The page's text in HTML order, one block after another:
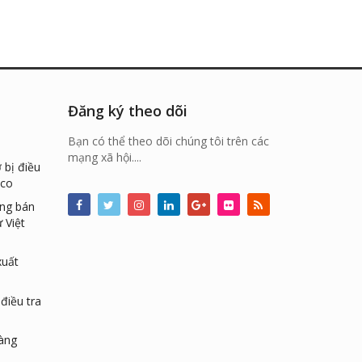
bị điều
bán
Việt
tra
Đăng ký theo dõi
Bạn có thể theo dõi chúng tôi trên các
mạng xã hội....